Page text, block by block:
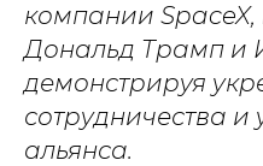
компании SpaceX,
Дональд Трамп и
демонстрируя
сотрудничества
альянса.